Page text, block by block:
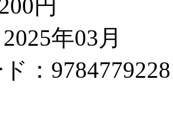
円
年03月
：